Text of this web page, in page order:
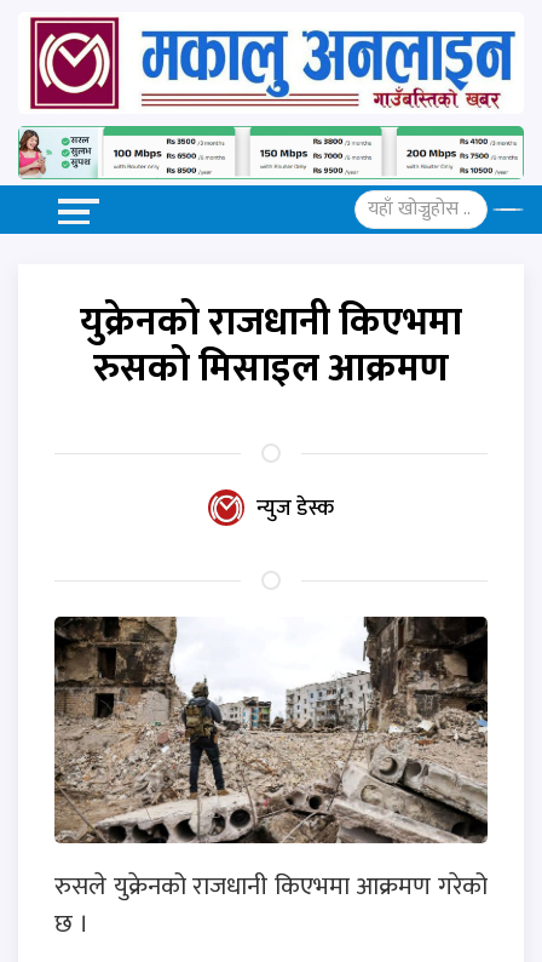
युक्रेनको राजधानी किएभमा
रुसको मिसाइल आक्रमण
न्युज डेस्क
रुसले युक्रेनको राजधानी किएभमा आक्रमण गरेको
छ ।